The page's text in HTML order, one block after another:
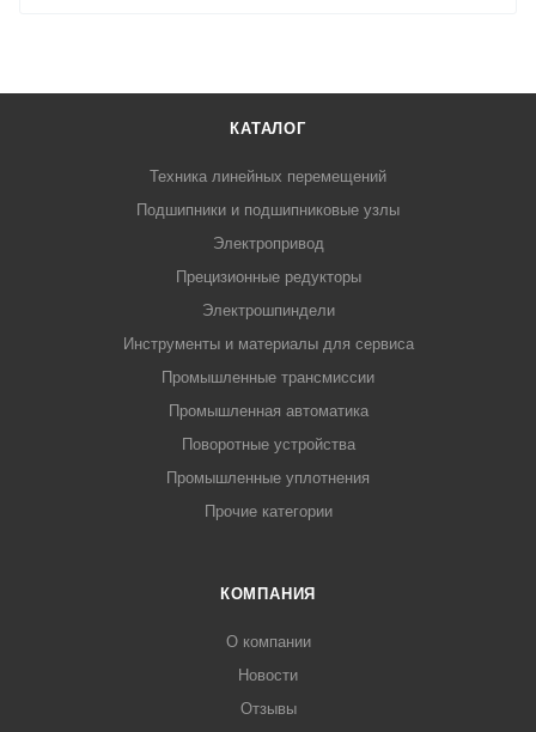
КАТАЛОГ
Техника линейных перемещений
Подшипники и подшипниковые узлы
Электропривод
Прецизионные редукторы
Электрошпиндели
Инструменты и материалы для сервиса
Промышленные трансмиссии
Промышленная автоматика
Поворотные устройства
Промышленные уплотнения
Прочие категории
КОМПАНИЯ
О компании
Новости
Отзывы